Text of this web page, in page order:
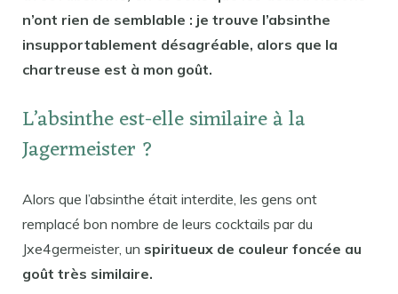
n’ont rien de semblable : je trouve l’absinthe
insupportablement désagréable, alors que la
chartreuse est à mon goût.
L’absinthe est-elle similaire à la
Jagermeister ?
Alors que l’absinthe était interdite, les gens ont
remplacé bon nombre de leurs cocktails par du
Jxe4germeister, un spiritueux de couleur foncée au
goût très similaire.